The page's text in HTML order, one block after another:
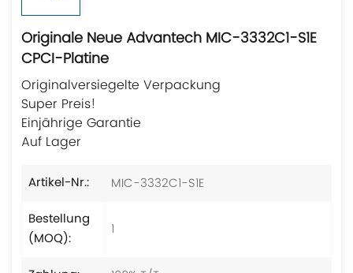
Originale Neue Advantech MIC-3332C1-S1E
CPCI-Platine
Originalversiegelte Verpackung
Super Preis!
Einjährige Garantie
Auf Lager
Artikel-Nr.:
MIC-3332C1-S1E
Bestellung
(MOQ):
1